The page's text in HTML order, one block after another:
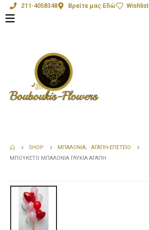
211-4058348 Βρείτε μας Εδώ Wishlist
SHOP ΜΠΑΛΌΝΙΑ,
ΑΓΆΠΗ-ΕΠΈΤΕΙΟ
ΜΠΟΥΚΈΤΟ ΜΠΑΛΌΝΙΑ ΓΛΥΚΙΆ ΑΓΆΠΗ